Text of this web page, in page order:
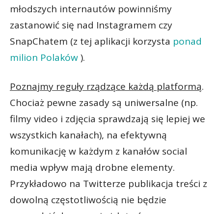
młodszych internautów powinniśmy
zastanowić się nad Instagramem czy
SnapChatem (z tej aplikacji korzysta ponad
milion Polaków).
Poznajmy reguły rządzące każdą platformą.
Chociaż pewne zasady są uniwersalne (np.
filmy video i zdjęcia sprawdzają się lepiej we
wszystkich kanałach), na efektywną
komunikację w każdym z kanałów social
media wpływ mają drobne elementy.
Przykładowo na Twitterze publikacja treści z
dowolną częstotliwością nie będzie